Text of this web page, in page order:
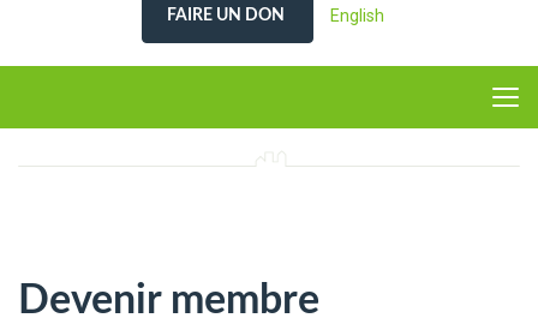
FAIRE UN DON English
Devenir membre